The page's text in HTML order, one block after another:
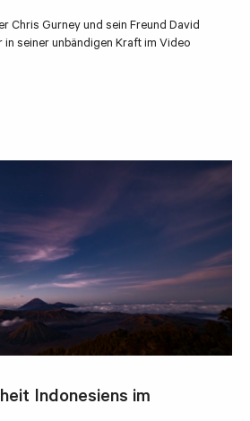
Chris Gurney und sein Freund David
in seiner unbändigen Kraft im Video
Indonesiens im